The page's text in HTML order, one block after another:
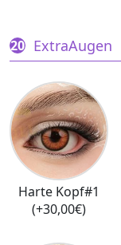
ExtraAugen
Harte Kopf#1
(+30,00€)